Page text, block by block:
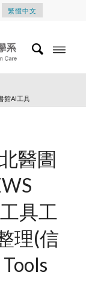
繁體中文
館AI工具
醫圕
具工
理(信